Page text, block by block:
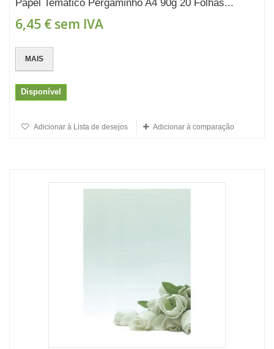
Papel Temático Pergaminho A4 90g 20 Folhas...
6,45 € sem IVA
MAIS
Disponível
Adicionar à Lista de desejos Adicionar à comparação